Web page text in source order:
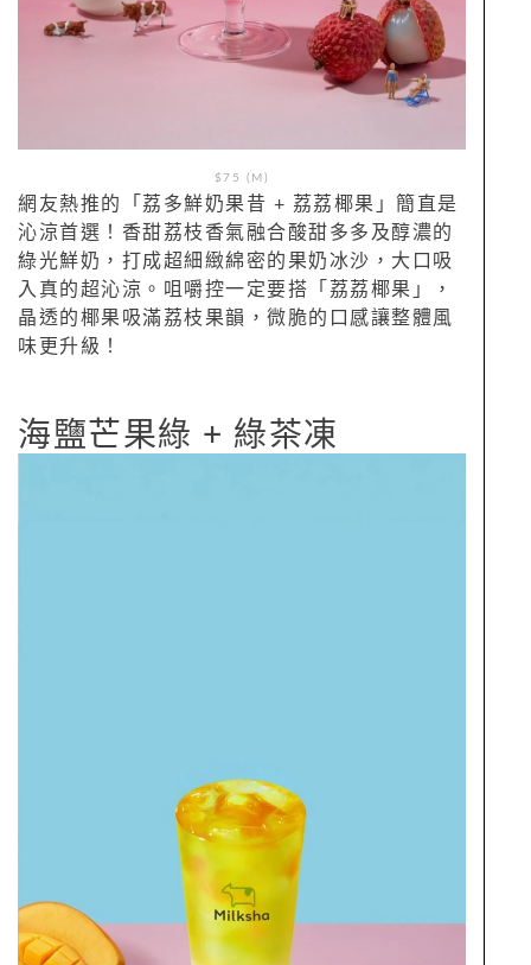
$75 (M)
網友熱推的「荔多鮮奶果昔 + 荔荔椰果」簡直是
沁涼首選！香甜荔枝香氣融合酸甜多多及醇濃的
綠光鮮奶，打成超細緻綿密的果奶冰沙，大口吸
入真的超沁涼。咀嚼控一定要搭「荔荔椰果」，
晶透的椰果吸滿荔枝果韻，微脆的口感讓整體風
味更升級！
海鹽芒果綠 + 綠茶凍